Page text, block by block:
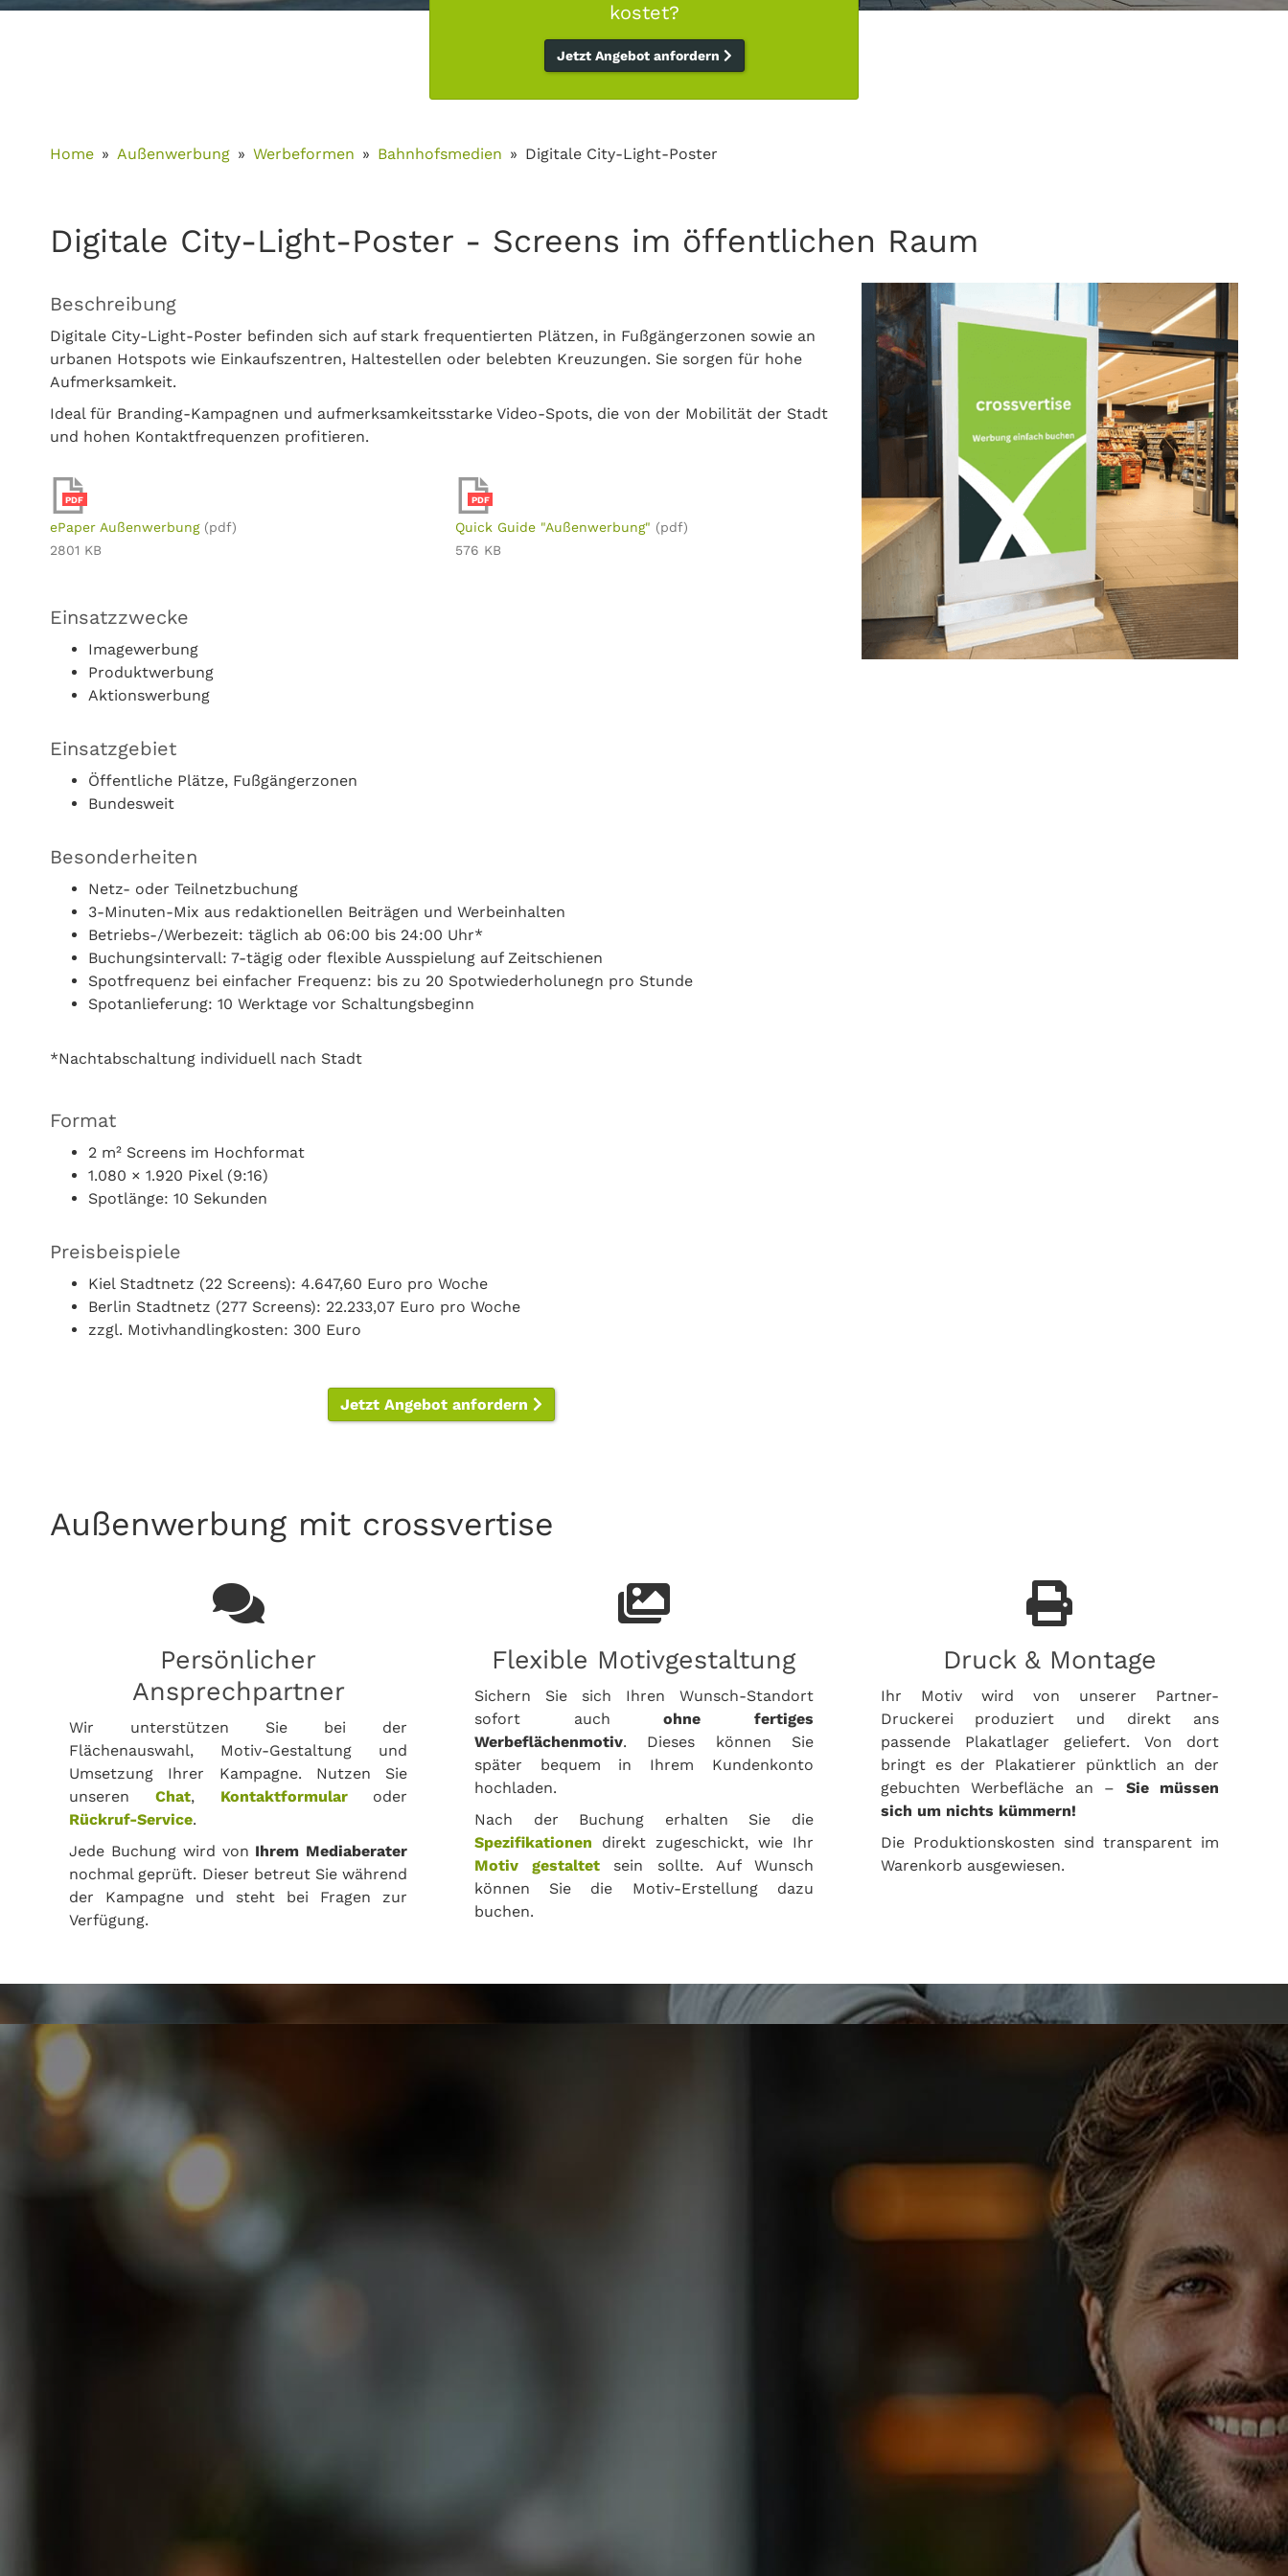
kostet?
Jetzt Angebot anfordern
Home Außenwerbung Werbeformen Bahnhofsmedien Digitale City-Light-Poster
Digitale City-Light-Poster - Screens im öffentlichen Raum
Beschreibung
Digitale City-Light-Poster befinden sich auf stark frequentierten Plätzen, in Fußgängerzonen sowie an
urbanen Hotspots wie Einkaufszentren, Haltestellen oder belebten Kreuzungen. Sie sorgen für hohe
Aufmerksamkeit.
Ideal für Branding-Kampagnen und aufmerksamkeitsstarke Video-Spots, die von der Mobilität der Stadt
und hohen Kontaktfrequenzen profitieren.
PDF
ePaper Außenwerbung (pdf)
2801 KB
PDF
Quick Guide "Außenwerbung" (pdf)
576 KB
Einsatzzwecke
Imagewerbung
Produktwerbung
Aktionswerbung
Einsatzgebiet
Öffentliche Plätze, Fußgängerzonen
Bundesweit
Besonderheiten
Netz- oder Teilnetzbuchung
3-Minuten-Mix aus redaktionellen Beiträgen und Werbeinhalten
Betriebs-/Werbezeit: täglich ab 06:00 bis 24:00 Uhr*
Buchungsintervall: 7-tägig oder flexible Ausspielung auf Zeitschienen
Spotfrequenz bei einfacher Frequenz: bis zu 20 Spotwiederholunegn pro Stunde
Spotanlieferung: 10 Werktage vor Schaltungsbeginn
*Nachtabschaltung individuell nach Stadt
Format
2 m² Screens im Hochformat
1.080 × 1.920 Pixel (9:16)
Spotlänge: 10 Sekunden
Preisbeispiele
Kiel Stadtnetz (22 Screens): 4.647,60 Euro pro Woche
Berlin Stadtnetz (277 Screens): 22.233,07 Euro pro Woche
zzgl. Motivhandlingkosten: 300 Euro
Jetzt Angebot anfordern
Außenwerbung mit crossvertise
Persönlicher
Ansprechpartner
Wir unterstützen Sie bei der
Flächenauswahl, Motiv-Gestaltung und
Umsetzung Ihrer Kampagne. Nutzen Sie
unseren Chat, Kontaktformularoder
Rückruf-Service.
Jede Buchung wird von Ihrem Mediaberater
nochmal geprüft. Dieser betreut Sie während
der Kampagne und steht bei Fragen zur
Verfügung.
Flexible Motivgestaltung
Sichern Sie sich Ihren Wunsch-Standort
sofort auchohne fertiges
Werbeflächenmotiv. Dieses können Sie
später bequem in Ihrem Kundenkonto
hochladen.
Nach der Buchung erhalten Sie die
Spezifikationen direkt zugeschickt, wie Ihr
Motiv gestaltet sein sollte. Auf Wunsch
können Sie die Motiv-Erstellung dazu
buchen.
Druck & Montage
Ihr Motiv wird von unserer Partner-
Druckerei produziert und direkt ans
passende Plakatlager geliefert. Von dort
bringt es der Plakatierer pünktlich an der
gebuchten Werbefläche an – Sie müssen
sich um nichts kümmern!
Die Produktionskosten sind transparent im
Warenkorb ausgewiesen.